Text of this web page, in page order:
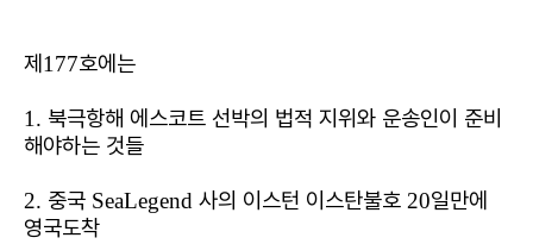
제 177호에는
1. 북극항해 에스코트 선박의 법적 지위와 운송인이 준비
해야하는 것들
2. 중국 SeaLegend 사의 이스턴 이스탄불호 20일만에
영국도착